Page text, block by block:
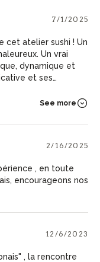
7/1/2025
cet atelier sushi ! Un
Un vrai
dynamique et
et ses
des sushisSee more
2/16/2025
, en toute
encourageons nos
12/6/2023
, la rencontre